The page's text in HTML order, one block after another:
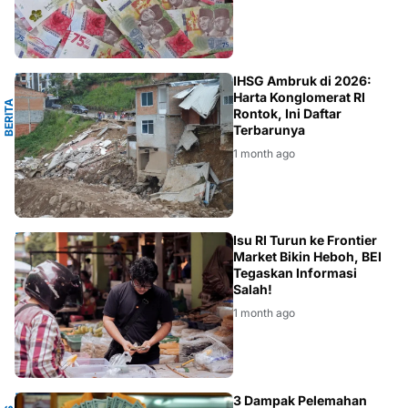
B
E
R
I
T
A
K
E
U
A
N
G
AN
IHSG Ambruk di 2026:
Harta Konglomerat RI
Rontok, Ini Daftar
Terbarunya
1 month ago
BEI
Isu RI Turun ke Frontier
Market Bikin Heboh, BEI
Tegaskan Informasi
Salah!
1 month ago
3 Dampak Pelemahan